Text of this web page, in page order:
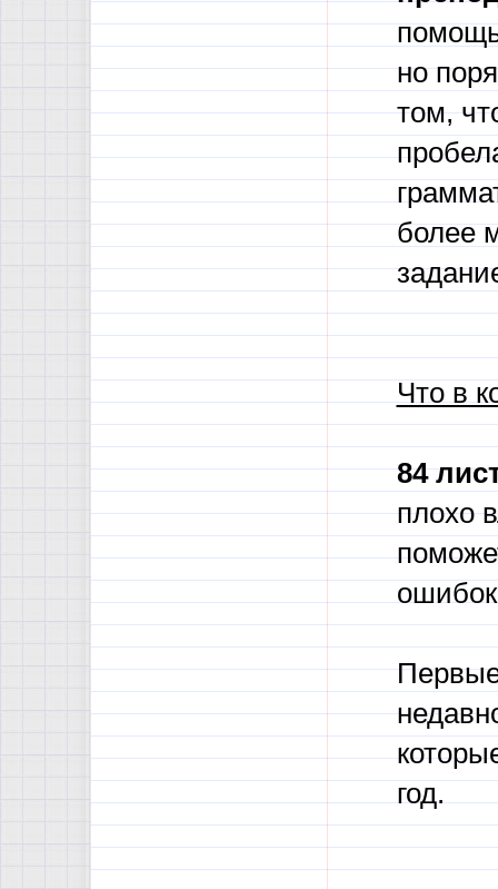
но
том,
более
Что в
84
плохо
год.